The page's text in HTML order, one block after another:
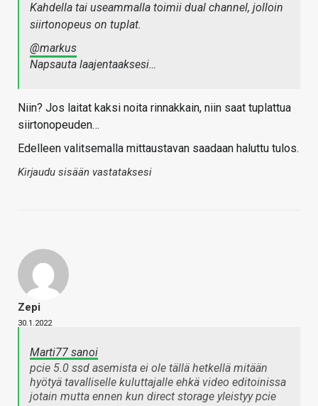
Kahdella tai useammalla toimii dual channel, jolloin
siirtonopeus on tuplat.
@markus
Napsauta laajentaaksesi…
Niin? Jos laitat kaksi noita rinnakkain, niin saat tuplattua
siirtonopeuden…
Edelleen valitsemalla mittaustavan saadaan haluttu tulos.
Kirjaudu sisään vastataksesi
Zepi
30.1.2022
Marti77 sanoi
pcie 5.0 ssd asemista ei ole tällä hetkellä mitään
hyötyä tavalliselle kuluttajalle ehkä video editoinissa
jotain mutta ennen kun direct storage yleistyy pcie